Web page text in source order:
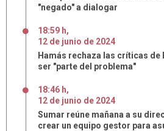
"negado" a dialogar
18:59 h,
12 de junio de 2024
Hamás rechaza las críticas de
ser "parte del problema"
18:46 h,
12 de junio de 2024
Sumar reúne mañana a su
crear un equipo gestor para